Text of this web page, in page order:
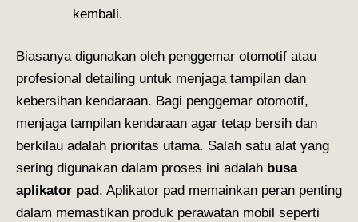
kembali.
Biasanya digunakan oleh penggemar otomotif atau
profesional detailing untuk menjaga tampilan dan
kebersihan kendaraan. Bagi penggemar otomotif,
menjaga tampilan kendaraan agar tetap bersih dan
berkilau adalah prioritas utama. Salah satu alat yang
sering digunakan dalam proses ini adalah busa
aplikator pad . Aplikator pad memainkan peran penting
dalam memastikan produk perawatan mobil seperti